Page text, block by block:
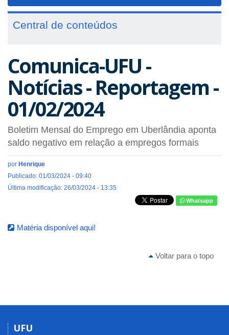
Central de conteúdos
Comunica-UFU -
Notícias - Reportagem -
01/02/2024
Boletim Mensal do Emprego em Uberlândia aponta
saldo negativo em relação a empregos formais
por Henrique
Publicado: 01/03/2024 - 09:40
Última modificação: 26/03/2024 - 13:35
Whatsapp
Matéria disponível aqui!
Voltar para o topo
UFU